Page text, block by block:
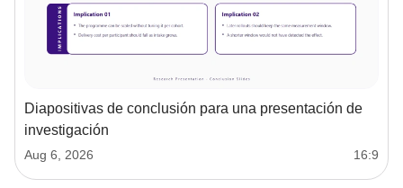
Diapositivas de conclusión para una presentación de
investigación
Aug 6, 2026 16:9